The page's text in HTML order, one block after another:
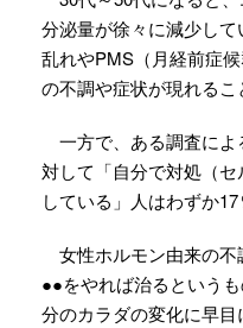
分泌量が徐々に減少し
乱れやPMS（月経前症
の不調や症状が現れるこ
一方で、ある調査によ
対して「自分で対処（
している」人はわずか
女性ホルモン由来の不
●●をやれば治るという
分のカラダの変化に早